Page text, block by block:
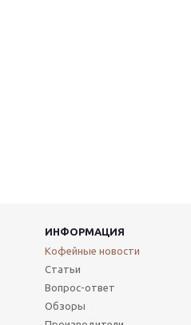
ИНФОРМАЦИЯ
Кофейные новости
Статьи
Вопрос-ответ
Обзоры